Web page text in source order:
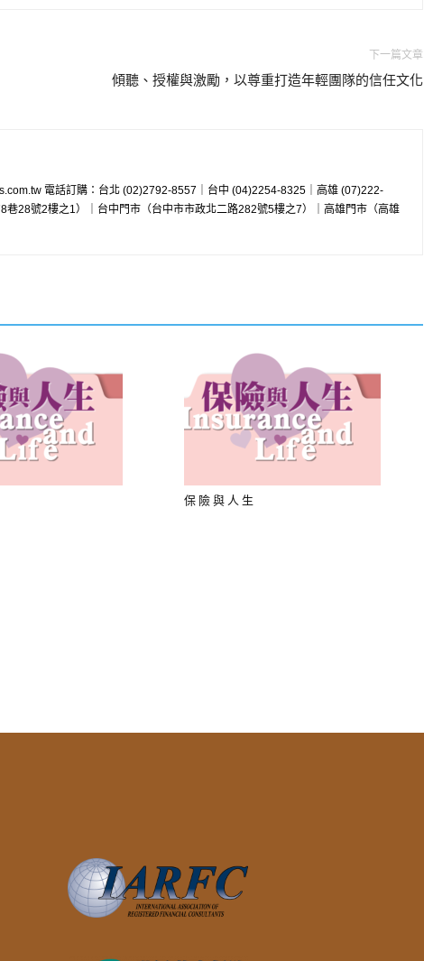
下一篇文章
傾聽、授權與激勵，以尊重打造年輕團隊的信任文化
電話訂購：台北 (02)2792-8557｜台中 (04)2254-8325｜高雄 (07)222-
巷28號2樓之1）｜台中門市（台中市市政北二路282號5樓之7）｜高雄門市（高雄
保險與人生